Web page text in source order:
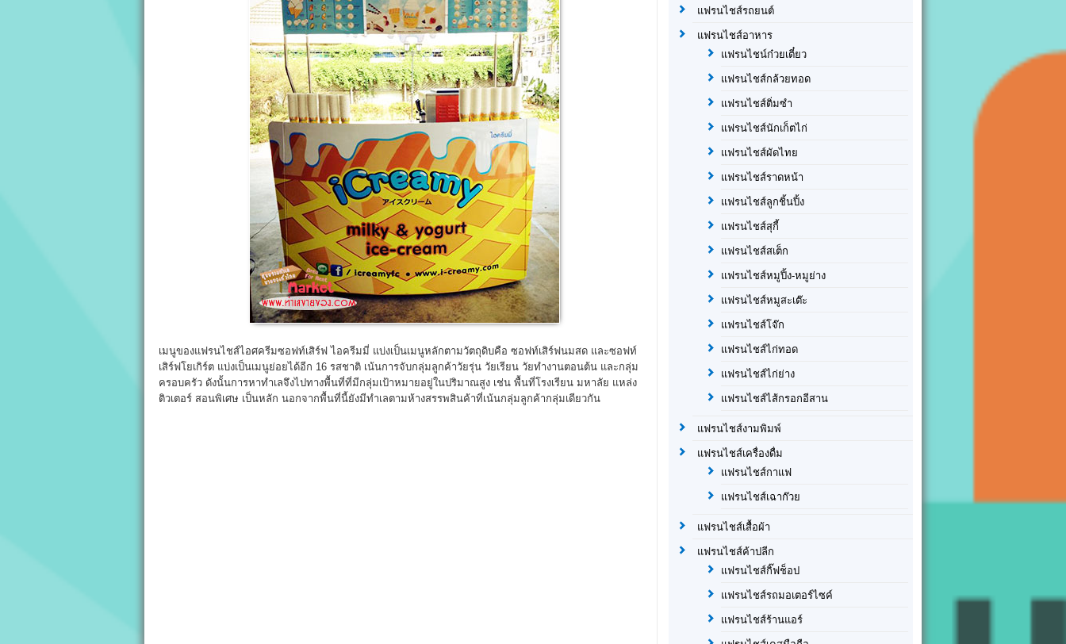
เมนูของแฟรนไชส์ไอศครีมซอฟท์เสิร์ฟ ไอครีมมี่ แบ่งเป็นเมนูหลักตามวัตถุดิบคือ ซอฟท์เสิร์ฟนมสด และซอฟท์
เสิร์ฟโยเกิร์ต แบ่งเป็นเมนูย่อยได้อีก 16 รสชาติ เน้นการจับกลุ่มลูกค้าวัยรุ่น วัยเรียน วัยทำงานตอนต้น และกลุ่ม
ครอบครัว ดังนั้นการหาทำเลจึงไปทางพื้นที่ที่มีกลุ่มเป้าหมายอยู่ในปริมาณสูง เช่น พื้นที่โรงเรียน มหาลัย แหล่ง
ติวเตอร์ สอนพิเศษ เป็นหลัก นอกจากพื้นที่นี้ยังมีทำเลตามห้างสรรพสินค้าที่เน้นกลุ่มลูกค้ากลุ่มเดียวกัน
แฟรนไชส์รถยนต์
แฟรนไชส์อาหาร
แฟรนไชน์ก๋วยเตี๋ยว
แฟรนไชส์กล้วยทอด
แฟรนไชส์ติ่มซำ
แฟรนไชส์นักเก็ตไก่
แฟรนไชส์ผัดไทย
แฟรนไชส์ราดหน้า
แฟรนไชส์ลูกชิ้นปิ้ง
แฟรนไชส์สุกี้
แฟรนไชส์สเต็ก
แฟรนไชส์หมูปิ้ง-หมูย่าง
แฟรนไชส์หมูสะเต๊ะ
แฟรนไชส์โจ๊ก
แฟรนไชส์ไก่ทอด
แฟรนไชส์ไก่ย่าง
แฟรนไชส์ไส้กรอกอีสาน
แฟรนไชส์งามพิมพ์
แฟรนไชส์เครื่องดื่ม
แฟรนไชส์กาแฟ
แฟรนไชส์เฉาก๊วย
แฟรนไชส์เสื้อผ้า
แฟรนไชส์ค้าปลีก
แฟรนไชส์กิ๊ฟช็อป
แฟรนไชส์รถมอเตอร์ไซค์
แฟรนไชส์ร้านแอร์